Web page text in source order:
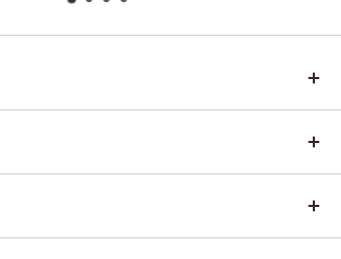
的瑞士，目前是全球領先的「營養、健康、
的目標是「我們充分發掘食品的力量，提升